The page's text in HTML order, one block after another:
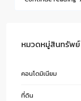
หมวดหมู่สินทรัพย์
คอนโดมิเนียม
ที่ดิน